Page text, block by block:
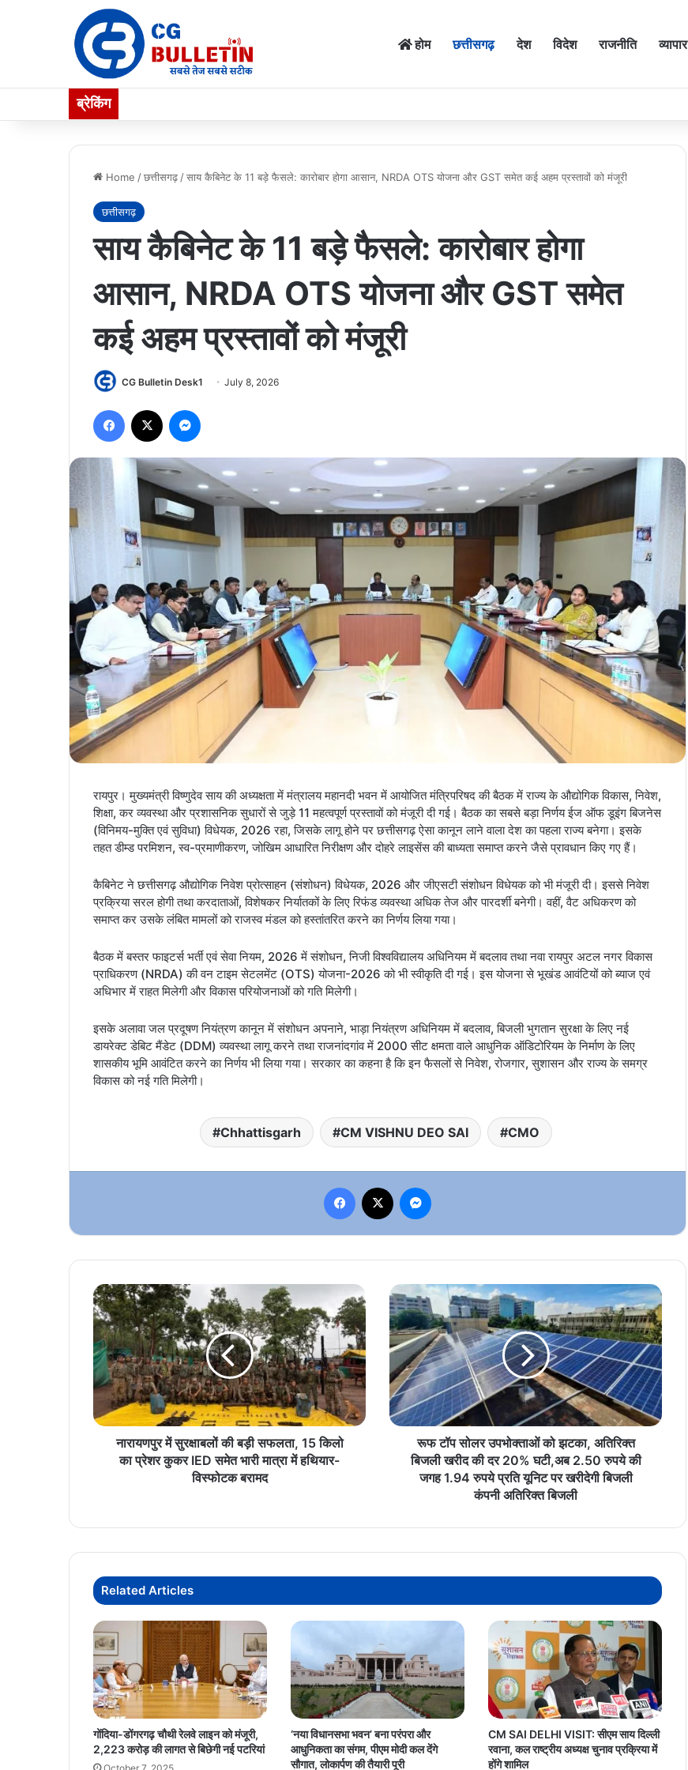
होम छत्तीसगढ़ देश विदेश राजनीति व्यापार
ब्रेकिंग
Home /छत्तीसगढ़ /साय कैबिनेट के 11 बड़े फैसले: कारोबार होगा आसान, NRDA OTS योजना और GST समेत कई अहम प्रस्तावों को मंजूरी
छत्तीसगढ़
साय कैबिनेट के 11 बड़े फैसले: कारोबार होगा
आसान, NRDA OTS योजना और GST समेत
कई अहम प्रस्तावों को मंजूरी
CG Bulletin Desk1 July 8, 2026
Facebook
रायपुर। मुख्यमंत्री विष्णुदेव साय की अध्यक्षता में मंत्रालय महानदी भवन में आयोजित मंत्रिपरिषद की बैठक में राज्य के औद्योगिक विकास, निवेश,
शिक्षा, कर व्यवस्था और प्रशासनिक सुधारों से जुड़े 11 महत्वपूर्ण प्रस्तावों को मंजूरी दी गई। बैठक का सबसे बड़ा निर्णय ईज ऑफ डूइंग बिजनेस
(विनिमय-मुक्ति एवं सुविधा) विधेयक, 2026 रहा, जिसके लागू होने पर छत्तीसगढ़ ऐसा कानून लाने वाला देश का पहला राज्य बनेगा। इसके
तहत डीम्ड परमिशन, स्व-प्रमाणीकरण, जोखिम आधारित निरीक्षण और दोहरे लाइसेंस की बाध्यता समाप्त करने जैसे प्रावधान किए गए हैं।
कैबिनेट ने छत्तीसगढ़ औद्योगिक निवेश प्रोत्साहन (संशोधन) विधेयक, 2026 और जीएसटी संशोधन विधेयक को भी मंजूरी दी। इससे निवेश
प्रक्रिया सरल होगी तथा करदाताओं, विशेषकर निर्यातकों के लिए रिफंड व्यवस्था अधिक तेज और पारदर्शी बनेगी। वहीं, वैट अधिकरण को
समाप्त कर उसके लंबित मामलों को राजस्व मंडल को हस्तांतरित करने का निर्णय लिया गया।
बैठक में बस्तर फाइटर्स भर्ती एवं सेवा नियम, 2026 में संशोधन, निजी विश्वविद्यालय अधिनियम में बदलाव तथा नवा रायपुर अटल नगर विकास
प्राधिकरण (NRDA) की वन टाइम सेटलमेंट (OTS) योजना-2026 को भी स्वीकृति दी गई। इस योजना से भूखंड आवंटियों को ब्याज एवं
अधिभार में राहत मिलेगी और विकास परियोजनाओं को गति मिलेगी।
इसके अलावा जल प्रदूषण नियंत्रण कानून में संशोधन अपनाने, भाड़ा नियंत्रण अधिनियम में बदलाव, बिजली भुगतान सुरक्षा के लिए नई
डायरेक्ट डेबिट मैंडेट (DDM) व्यवस्था लागू करने तथा राजनांदगांव में 2000 सीट क्षमता वाले आधुनिक ऑडिटोरियम के निर्माण के लिए
शासकीय भूमि आवंटित करने का निर्णय भी लिया गया। सरकार का कहना है कि इन फैसलों से निवेश, रोजगार, सुशासन और राज्य के समग्र
विकास को नई गति मिलेगी।
Chhattisgarh CM VISHNU DEO SAI CMO
Facebook
नारायणपुर
में
सुरक्षाबलों
की
बड़ी
सफलता,
15
किलो
का
हथियार-
विस्फोटक
बरामद
नारायणपुर में सुरक्षाबलों की बड़ी सफलता, 15 किलो
का प्रेशर कुकर IED समेत भारी मात्रा में हथियार-
विस्फोटक बरामद
रूफ
टॉप
सोलर
उपभोक्ताओं
को
झटका,
अतिरिक्त
बिजली
खरीद
जगह
1.94
प्रति
यूनिट
खरीदेगी
बिजली
कंपनी
अतिरिक्त
बिजली
रूफ टॉप सोलर उपभोक्ताओं को झटका, अतिरिक्त
बिजली खरीद की दर 20% घटी,अब 2.50 रुपये की
जगह 1.94 रुपये प्रति यूनिट पर खरीदेगी बिजली
कंपनी अतिरिक्त बिजली
Related Articles
गोंदिया-डोंगरगढ़ चौथी रेलवे लाइन को मंजूरी,
2,223 करोड़ की लागत से बिछेगी नई पटरियां
‘नया विधानसभा भवन’ बना परंपरा और
आधुनिकता का संगम, पीएम मोदी कल देंगे
सौगात, लोकार्पण की तैयारी पूरी
CM SAI DELHI VISIT: सीएम साय दिल्ली
रवाना, कल राष्ट्रीय अध्यक्ष चुनाव प्रक्रिया में
होंगे शामिल